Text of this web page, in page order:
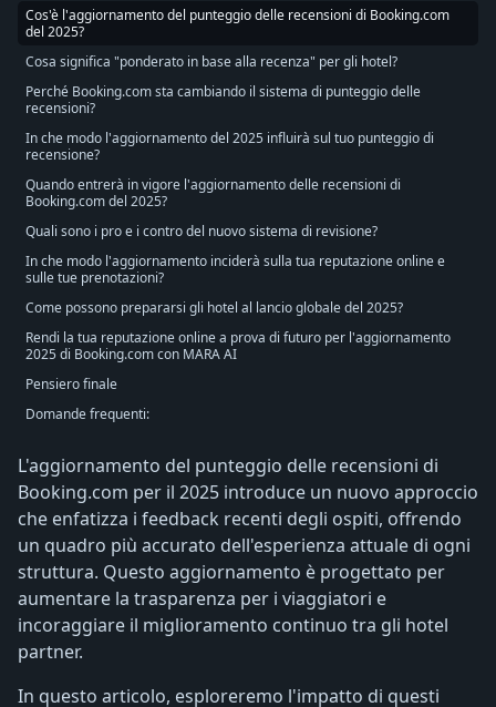
Cos'è l'aggiornamento del punteggio delle recensioni di Booking.com
del 2025?
Cosa significa "ponderato in base alla recenza" per gli hotel?
Perché Booking.com sta cambiando il sistema di punteggio delle
recensioni?
In che modo l'aggiornamento del 2025 influirà sul tuo punteggio di
recensione?
Quando entrerà in vigore l'aggiornamento delle recensioni di
Booking.com del 2025?
Quali sono i pro e i contro del nuovo sistema di revisione?
In che modo l'aggiornamento inciderà sulla tua reputazione online e
sulle tue prenotazioni?
Come possono prepararsi gli hotel al lancio globale del 2025?
Rendi la tua reputazione online a prova di futuro per l'aggiornamento
2025 di Booking.com con MARA AI
Pensiero finale
Domande frequenti:
L'aggiornamento del punteggio delle recensioni di
Booking.com per il 2025 introduce un nuovo approccio
che enfatizza i feedback recenti degli ospiti, offrendo
un quadro più accurato dell'esperienza attuale di ogni
struttura. Questo aggiornamento è progettato per
aumentare la trasparenza per i viaggiatori e
incoraggiare il miglioramento continuo tra gli hotel
partner.
In questo articolo, esploreremo l'impatto di questi